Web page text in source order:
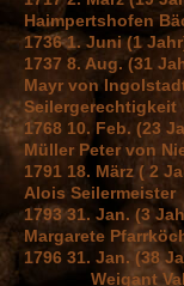
Haimpertshofen
1736 1. Juni (1
1737 8. Aug. (31
Mayr von
1768 10. Feb. (23
Müller Peter von
1791 18. März ( 2
Alois Seilermeister
1793 31. Jan. (3
Margarete
1796 31. Jan. (38
Weigant